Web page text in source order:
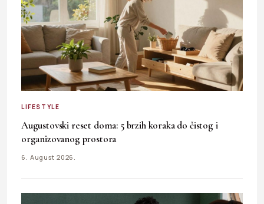
LIFESTYLE
Augustovski reset doma: 5 brzih koraka do čistog i
organizovanog prostora
6. August 2026.